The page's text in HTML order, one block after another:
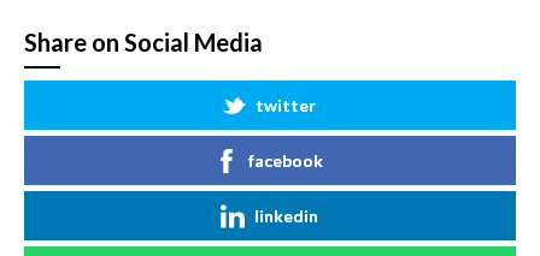
Share on Social Media
twitter
facebook
linkedin